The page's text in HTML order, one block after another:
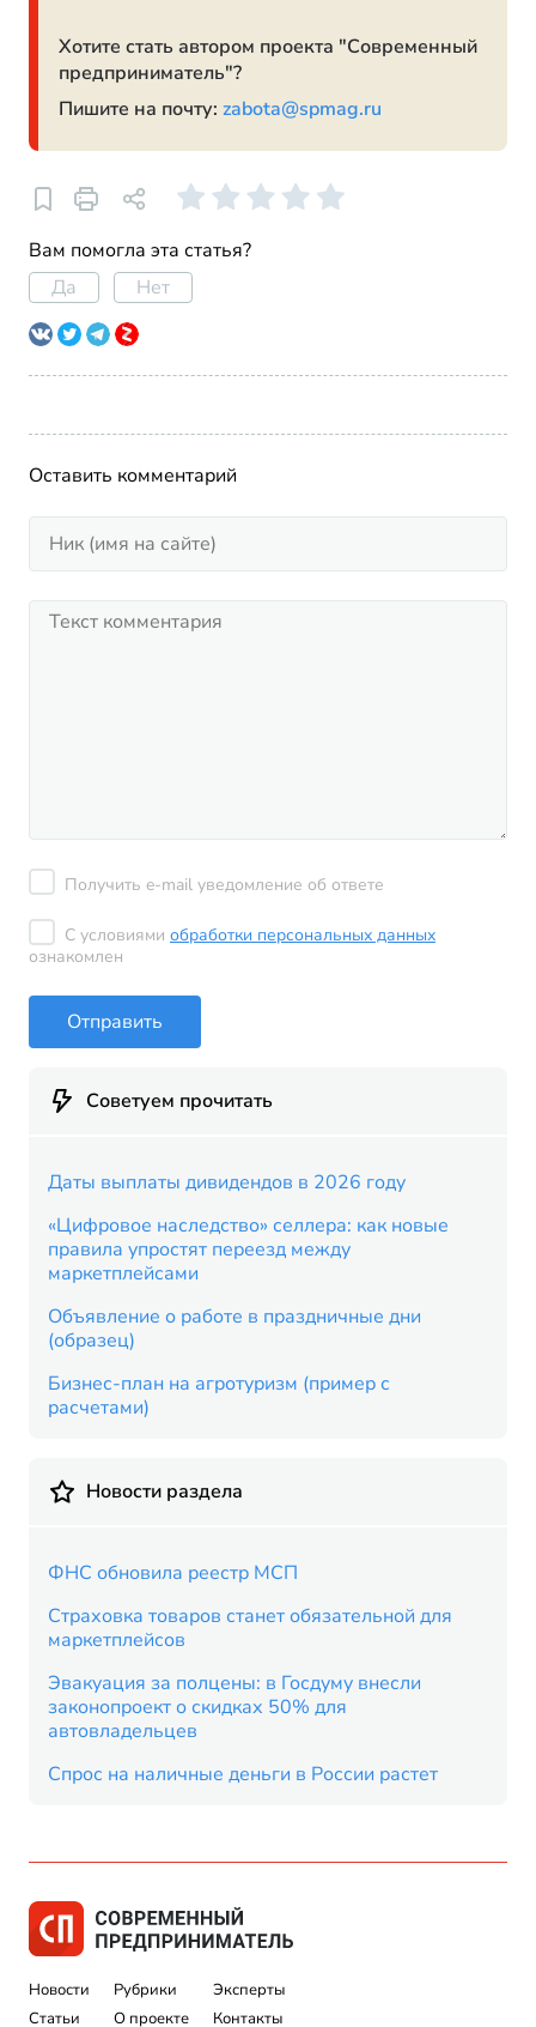
Хотите стать автором проекта "Современный
предприниматель"?
Пишите на почту: zabota@spmag.ru
Вам помогла эта статья?
Да
Нет
Оставить комментарий
Получить e-mail уведомление об ответе
С условиями обработки персональных данных
ознакомлен
Отправить
Советуем прочитать
Даты выплаты дивидендов в 2026 году
«Цифровое наследство» селлера: как новые
правила упростят переезд между
маркетплейсами
Объявление о работе в праздничные дни
(образец)
Бизнес-план на агротуризм (пример с
расчетами)
Новости раздела
ФНС обновила реестр МСП
Страховка товаров станет обязательной для
маркетплейсов
Эвакуация за полцены: в Госдуму внесли
законопроект о скидках 50% для
автовладельцев
Спрос на наличные деньги в России растет
Новости
Статьи
Рубрики
О проекте
Эксперты
Контакты